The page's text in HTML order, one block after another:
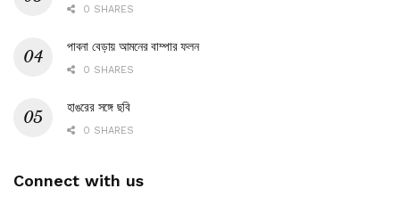
0 SHARES
পাবনা বেড়ায় আমনের বাম্পার ফলন
0 SHARES
হাঙরের সঙ্গে ছবি
0 SHARES
Connect with us